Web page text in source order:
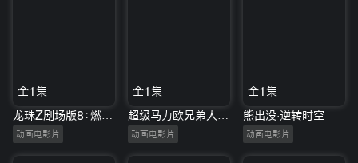
全1集
龙珠Z剧场版8：燃烧吧!!热战·烈战·超激战
动画电影片
全1集
超级马力欧兄弟大电影
动画电影片
全1集
熊出没·逆转时空
动画电影片